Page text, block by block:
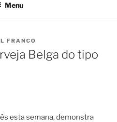
Menu
FRANCO
Belga do tipo
esta semana, demonstra